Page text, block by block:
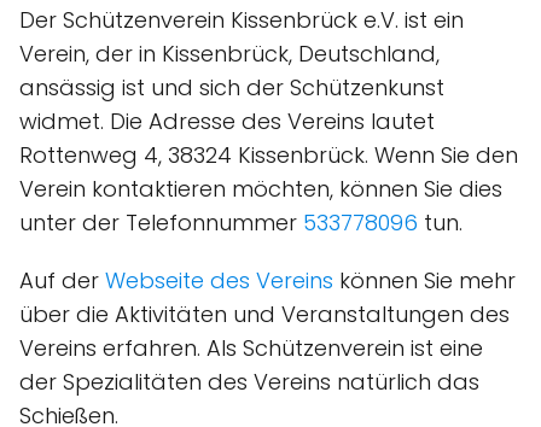
Der Schützenverein Kissenbrück e.V. ist ein
Verein, der in Kissenbrück, Deutschland,
ansässig ist und sich der Schützenkunst
widmet. Die Adresse des Vereins lautet
Rottenweg 4, 38324 Kissenbrück. Wenn Sie den
Verein kontaktieren möchten, können Sie dies
unter der Telefonnummer 533778096 tun.
Auf der Webseite des Vereins können Sie mehr
über die Aktivitäten und Veranstaltungen des
Vereins erfahren. Als Schützenverein ist eine
der Spezialitäten des Vereins natürlich das
Schießen.